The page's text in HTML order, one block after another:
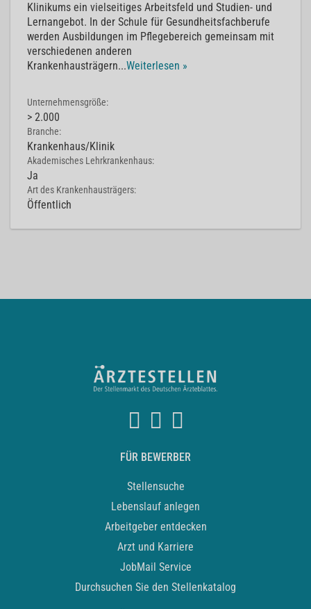
Klinikums ein vielseitiges Arbeitsfeld und Studien- und
Lernangebot. In der Schule für Gesundheitsfachberufe
werden Ausbildungen im Pflegebereich gemeinsam mit
verschiedenen anderen
Krankenhausträgern...Weiterlesen »
Unternehmensgröße:
> 2.000
Branche:
Krankenhaus/Klinik
Akademisches Lehrkrankenhaus:
Ja
Art des Krankenhausträgers:
Öffentlich
FÜR BEWERBER
Stellensuche
Lebenslauf anlegen
Arbeitgeber entdecken
Arzt und Karriere
JobMail Service
Durchsuchen Sie den Stellenkatalog